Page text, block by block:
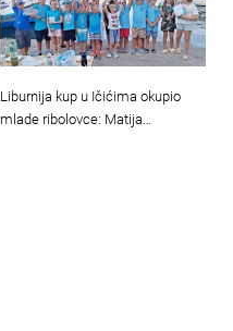
Liburnija kup u Ičićima okupio
mlade ribolovce: Matija…